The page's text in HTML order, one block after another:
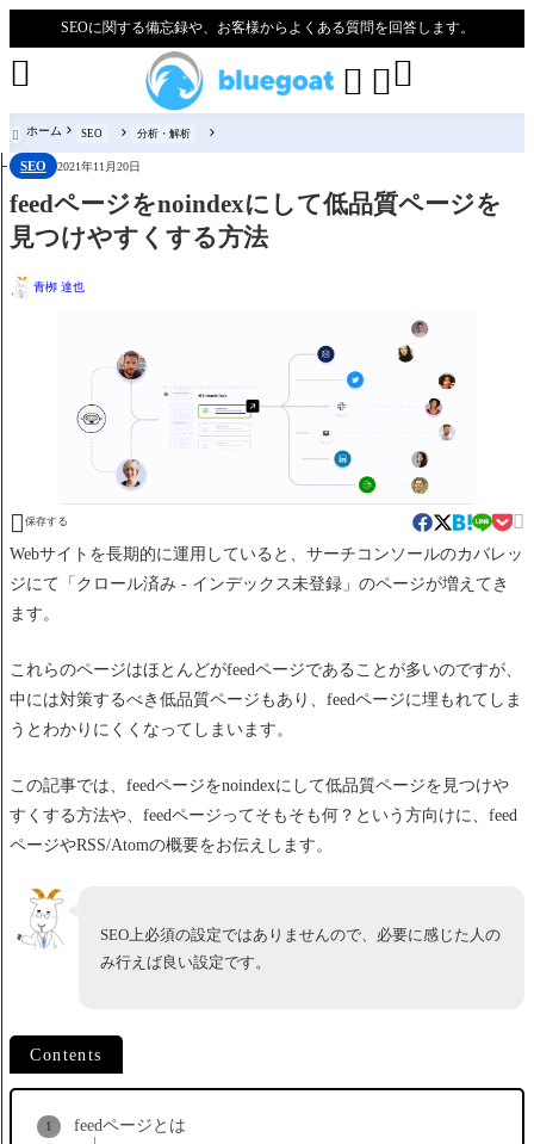
SEOに関する備忘録や、お客様からよくある質問を回答します。
 

 ホーム SEO 分析・解析
SEO 2021年11月20日
feedページをnoindexにして低品質ページを
見つけやすくする方法
青栁 達也
 保存する 
Webサイトを長期的に運用していると、サーチコンソールのカバレッ
ジにて「クロール済み - インデックス未登録 」のページが増えてき
ます。
これらのページはほとんどがfeedページであることが多いのですが、
中には対策するべき低品質ページもあり、feedページに埋もれてしま
うとわかりにくくなってしまいます。
この記事では、feedページをnoindexにして低品質ページを見つけや
すくする方法や、feedページってそもそも何？という方向けに、feed
ページやRSS/Atomの概要をお伝えします。
SEO上必須の設定ではありませんので、必要に感じた人の
み行えば良い設定です。
Contents
feedページとは